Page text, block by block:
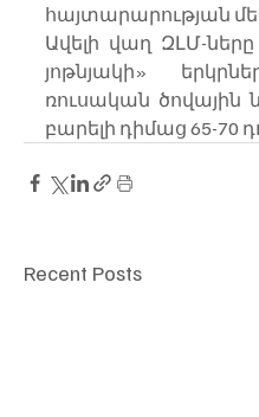
հայտարարության
Ավելի վաղ ԶԼՄ-
յոթնյակի»
ռուսական ծովային
բարելի դիմաց 65-70
Recent Posts